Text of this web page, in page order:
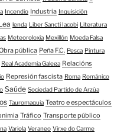
Incendio Industria Inquisición
lenda Liber Sancti Iacobi Literatura
Meteoroloxía Mexillón Moeda Falsa
pública Peña F.C. Pesca Pintura
Real Academia Galega Relacións
Represión fascista Roma Románico
Saúde Sociedad Partido de Arzúa
Tauromaquia Teatro e espectáculos
Tráfico Transporte público
Variola Veraneo Virxe do Carme